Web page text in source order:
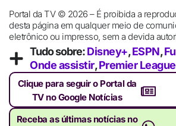
Portal da TV © 2026 – É proibida a
desta página em qualquer meio de
eletrônico ou impresso, sem a devida
Tudo sobre:Disney+,ESPN,
Onde assistir,Premier League
Clique para seguir o Portal da
TV no Google Notícias
Receba as últimas notícias no